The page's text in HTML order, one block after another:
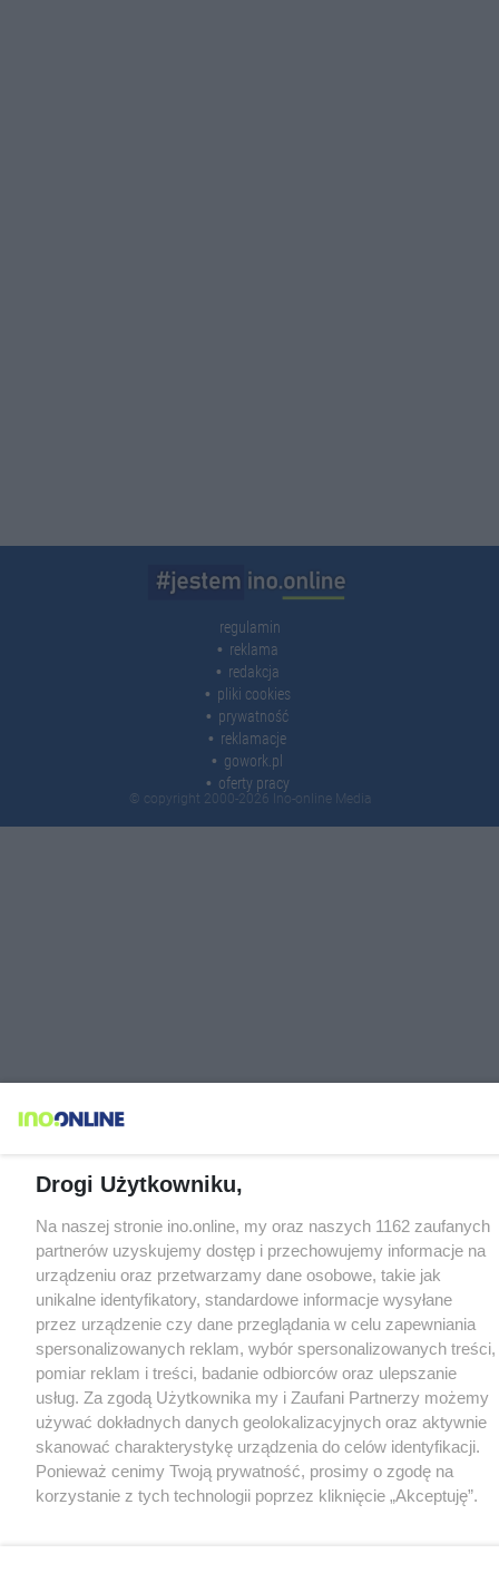
regulamin
reklama
redakcja
pliki cookies
prywatność
reklamacje
gowork.pl
oferty pracy
© copyright 2000-2026 Ino-online Media
Drogi Użytkowniku,
Na naszej stronie ino.online, my oraz naszych 1162 zaufanych
partnerów uzyskujemy dostęp i przechowujemy informacje na
urządzeniu oraz przetwarzamy dane osobowe, takie jak
unikalne identyfikatory, standardowe informacje wysyłane
przez urządzenie czy dane przeglądania w celu zapewniania
spersonalizowanych reklam, wybór spersonalizowanych treści,
pomiar reklam i treści, badanie odbiorców oraz ulepszanie
usług. Za zgodą Użytkownika my i Zaufani Partnerzy możemy
używać dokładnych danych geolokalizacyjnych oraz aktywnie
skanować charakterystykę urządzenia do celów identyfikacji.
Ponieważ cenimy Twoją prywatność, prosimy o zgodę na
korzystanie z tych technologii poprzez kliknięcie „Akceptuję”.